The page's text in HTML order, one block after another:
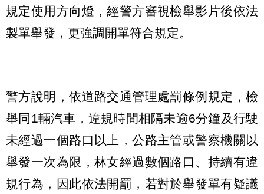
規定使用方向燈，經警方審視檢舉影片後依法
製單舉發，更強調開單符合規定。
警方說明，依道路交通管理處罰條例規定，檢
舉同1輛汽車，違規時間相隔未逾6分鐘及行駛
未經過一個路口以上，公路主管或警察機關以
舉發一次為限，林女經過數個路口、持續有違
規行為，因此依法開罰，若對於舉發單有疑議